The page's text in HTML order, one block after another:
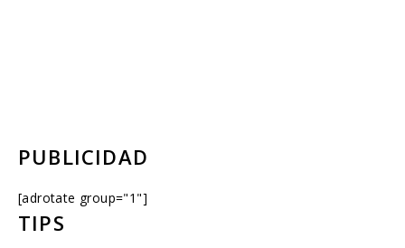
PUBLICIDAD
[adrotate group="1"]
TIPS